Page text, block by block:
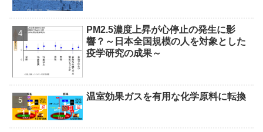
PM2.5濃度上昇が心停止の発生に影
響？～日本全国規模の人を対象とした
疫学研究の成果～
温室効果ガスを有用な化学原料に転換